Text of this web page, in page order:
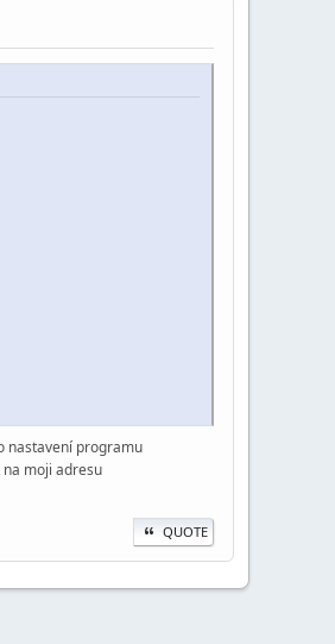
nastavení programu
na moji adresu
QUOTE